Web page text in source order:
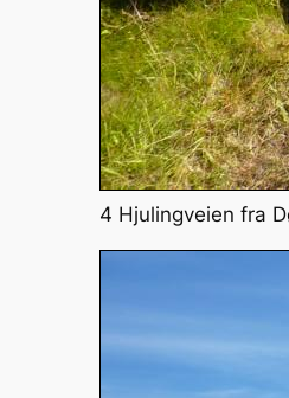
4 Hjulingveien fra